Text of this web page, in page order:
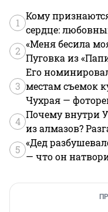
1
Кому
сердце:
2
«Меня бесила
Пуговка из
3
Его
местам съемок
Чухрая —
4
Почему внутри
из алмазов?
5
«Дед
— что он